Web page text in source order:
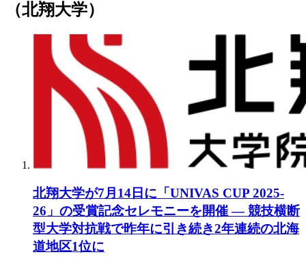
（北翔大学）
北翔大学が7月14日に「UNIVAS CUP 2025-
26」の受賞記念セレモニーを開催 ― 競技横断
型大学対抗戦で昨年に引き続き2年連続の北海
道地区1位に